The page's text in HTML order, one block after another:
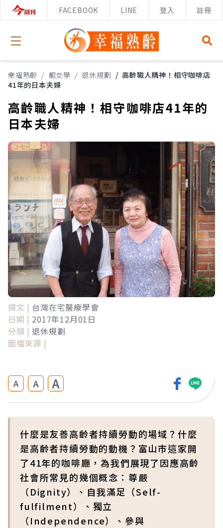
FACEBOOK LINE 登入 註冊
Open menu
幸福熟齡 / 靚女學 / 退休規劃 / 高齡職人精神！相守咖啡店
41年的日本夫婦
高齡職人精神！相守咖啡店41年的
日本夫婦
撰文 | 台灣在宅醫療學會
日期 | 2017年12月01日
分類 | 退休規劃
圖檔來源 |
A A A
什麼是友善高齡者持續勞動的場域？什麼
是高齡者持續勞動的動機？富山市這家開
了41年的咖啡廳，為我們展現了因應高齡
社會所常見的幾個概念：尊嚴
（Dignity）、自我滿足（Self-
fulfilment）、獨立
（Independence）、參與